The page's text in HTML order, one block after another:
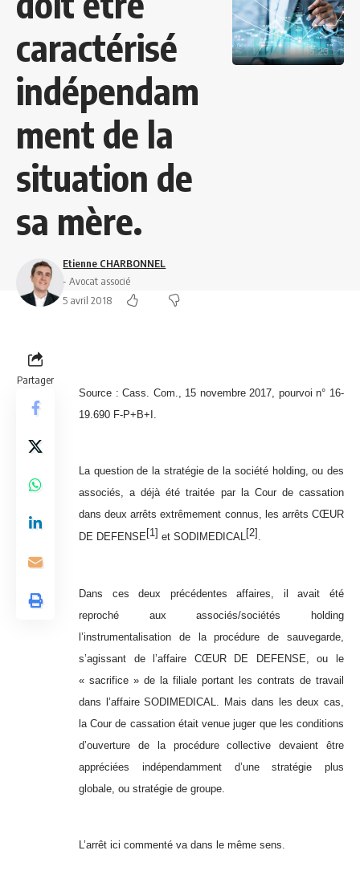
caractérisé
indépendam
ment de la
situation de
sa mère.
Etienne CHARBONNEL
- Avocat associé
5 avril 2018
Partager
Source :Cass. Com., 15 novembre 2017, pourvoi n° 16-
19.690 F-P+B+I.
La question de la stratégie de la société holding, ou des
associés, a déjà été traitée par la Cour de cassation
dans deux arrêts extrêmement connus, les arrêts CŒUR
DE DEFENSE [1] et SODIMEDICAL[2] .
Dans ces deux précédentes affaires, il avait été
reproché aux associés/sociétés holding
l’instrumentalisation de la procédure de sauvegarde,
s’agissant de l’affaire CŒUR DE DEFENSE, ou le
« sacrifice » de la filiale portant les contrats de travail
dans l’affaire SODIMEDICAL. Mais dans les deux cas,
la Cour de cassation était venue juger que les conditions
d’ouverture de la procédure collective devaient être
appréciées indépendamment d’une stratégie plus
globale, ou stratégie de groupe.
L’arrêt ici commenté va dans le même sens.